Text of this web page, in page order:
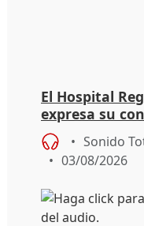
El Hospital
expresa su
dos
Sonido
03/08/2026